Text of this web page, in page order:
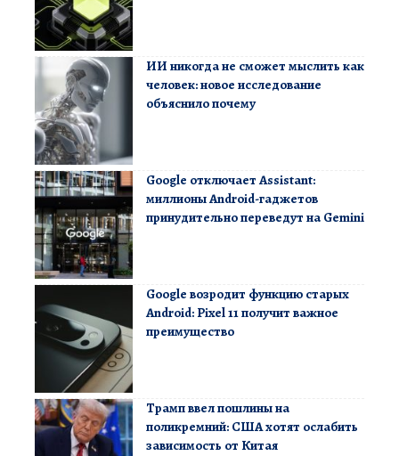
ИИ никогда не сможет мыслить как
человек: новое исследование
объяснило почему
Google отключает Assistant:
миллионы Android-гаджетов
принудительно переведут на Gemini
Google возродит функцию старых
Android: Pixel 11 получит важное
преимущество
Трамп ввел пошлины на
поликремний: США хотят ослабить
зависимость от Китая